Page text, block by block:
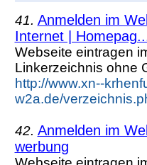
41. Anmelden im
Internet |
Webseite eintragen
Linkerzeichnis ohne
http://www.xn--
w2a.de/
42. Anmelden im
werbung